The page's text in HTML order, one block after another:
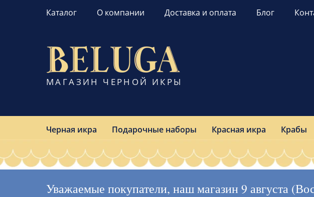
Каталог О компании Доставка и оплата Блог
МАГАЗИН ЧЕРНОЙ ИКРЫ
Черная икра Подарочные наборы Красная икра Крабы
Уважаемые покупатели, наш магазин 9 августа